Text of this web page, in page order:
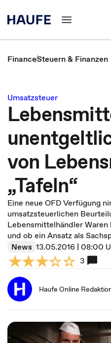
FinanceSteuern & Finanzen
Umsatzsteuer
von
„Tafeln“
Eine neue OFD Verfügung
umsatzsteuerlichen
Lebensmittelhändler Waren
und ob ein Ansatz als
News 13.05.2016 | 08:00
3
Haufe Online